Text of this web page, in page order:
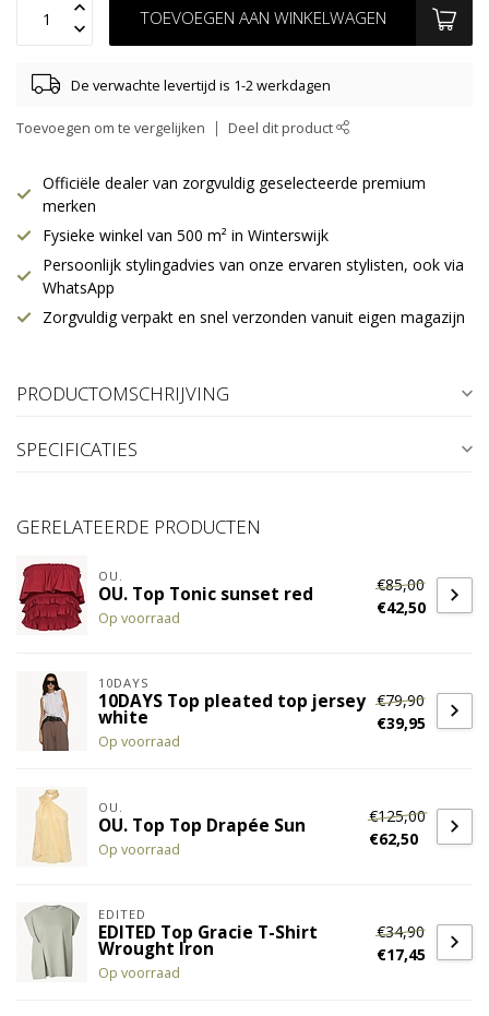
TOEVOEGEN AAN WINKELWAGEN
De verwachte levertijd is 1-2 werkdagen
Toevoegen om te vergelijken Deel dit product
Officiële dealer van zorgvuldig geselecteerde premium
merken
Fysieke winkel van 500 m² in Winterswijk
Persoonlijk stylingadvies van onze ervaren stylisten, ook via
WhatsApp
Zorgvuldig verpakt en snel verzonden vanuit eigen magazijn
PRODUCTOMSCHRIJVING
SPECIFICATIES
GERELATEERDE PRODUCTEN
OU.
OU. Top Tonic sunset red
Op voorraad
€85,00
€42,50
10DAYS
10DAYS Top pleated top jersey
white
Op voorraad
€79,90
€39,95
OU.
OU. Top Top Drapée Sun
Op voorraad
€125,00
€62,50
EDITED
EDITED Top Gracie T-Shirt
Wrought Iron
Op voorraad
€34,90
€17,45